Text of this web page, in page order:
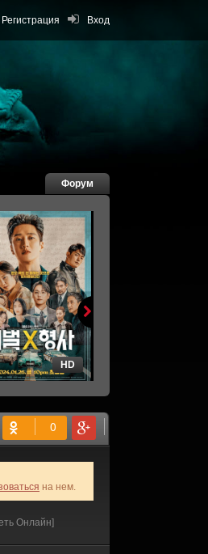
Вход
Регистрация
Форум
HD
на нем.
Онлайн]